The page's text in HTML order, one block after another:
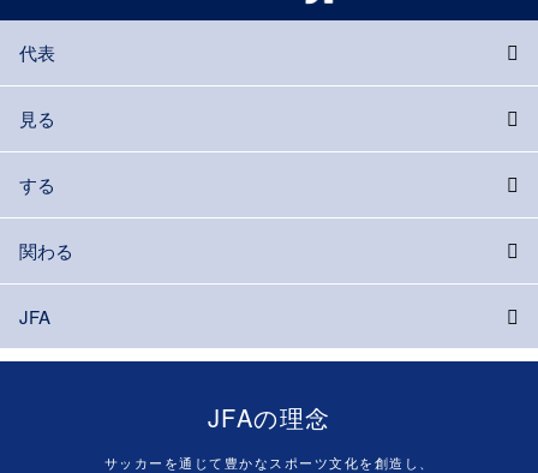
代表
見る
する
関わる
JFA
JFAの理念
サッカーを通じて豊かなスポーツ文化を創造し、